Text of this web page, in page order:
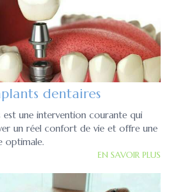
dentaires
est une intervention courante qui
un réel confort de vie et offre une
optimale.
EN SAVOIR PLUS